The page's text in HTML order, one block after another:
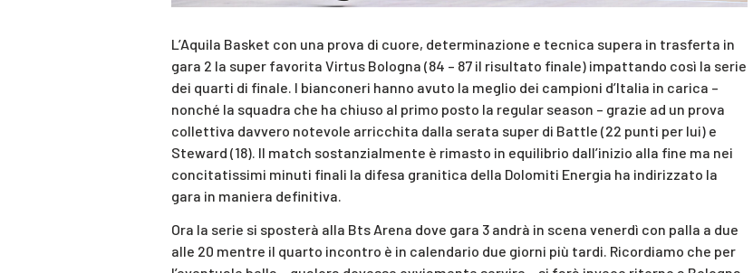
L’Aquila Basket con una prova di cuore, determinazione e tecnica supera in trasferta in
gara 2 la super favorita Virtus Bologna (84 – 87 il risultato finale) impattando così la serie
dei quarti di finale. I bianconeri hanno avuto la meglio dei campioni d’Italia in carica –
nonché la squadra che ha chiuso al primo posto la regular season – grazie ad un prova
collettiva davvero notevole arricchita dalla serata super di Battle (22 punti per lui) e
Steward (18). Il match sostanzialmente è rimasto in equilibrio dall’inizio alla fine ma nei
concitatissimi minuti finali la difesa granitica della Dolomiti Energia ha indirizzato la
gara in maniera definitiva.
Ora la serie si sposterà alla Bts Arena dove gara 3 andrà in scena venerdì con palla a due
alle 20 mentre il quarto incontro è in calendario due giorni più tardi. Ricordiamo che per